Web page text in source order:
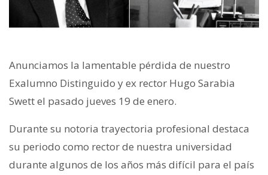
Anunciamos la lamentable pérdida de nuestro
Exalumno Distinguido y ex rector Hugo Sarabia
Swett el pasado jueves 19 de enero.
Durante su notoria trayectoria profesional destaca
su periodo como rector de nuestra universidad
durante algunos de los años más difícil para el país